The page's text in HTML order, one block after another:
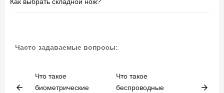
Как выбрать складной нож?
Часто задаваемые вопросы:
arrow_back
Что такое
биометрические
Что такое
беспроводные
arrow_forward